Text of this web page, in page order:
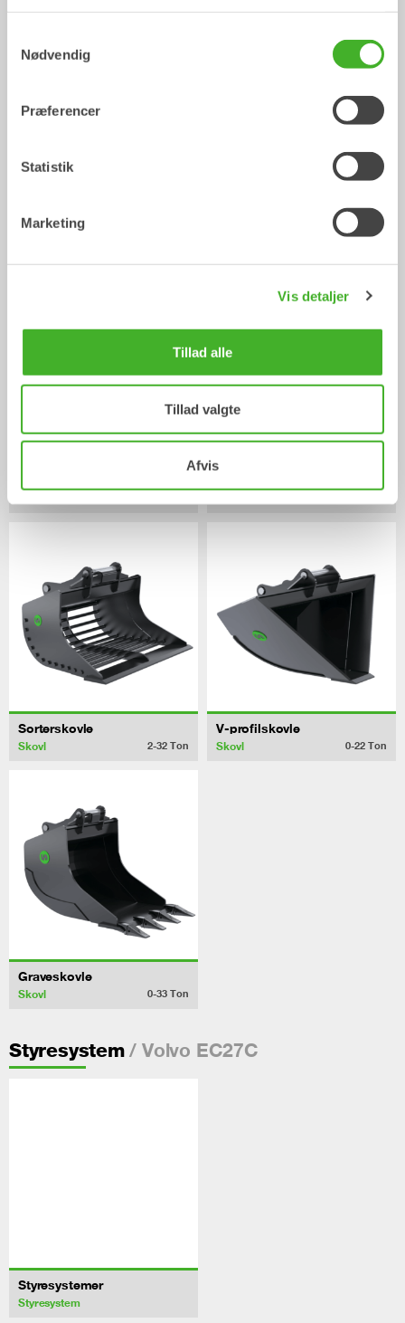
Nødvendig
Præferencer
Statistik
Marketing
Vis detaljer
Tillad alle
Tillad valgte
Afvis
CUSTOM BUILD
Sorterskovle
Skovl 2-32 Ton
V-profilskovle
Skovl 0-22 Ton
Graveskovle
Skovl 0-33 Ton
Styresystem/ Volvo EC27C
Styresystemer
Styresystem